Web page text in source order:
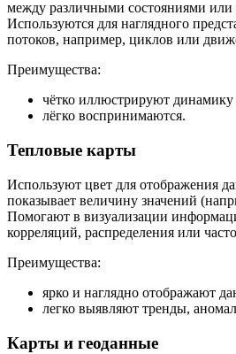
между различными состояниями или
Используются для наглядного
потоков, например, циклов или
Преимущества:
чётко иллюстрируют динамику
лёгко воспринимаются.
Тепловые карты
Используют цвет для отображения
показывает величину значений
Помогают в визуализации
корреляций, распределения или
Преимущества:
ярко и наглядно отображают
легко выявляют тренды,
Карты и геоданные